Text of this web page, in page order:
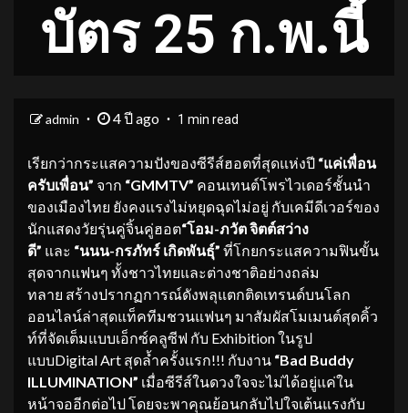
บัตร 25 ก.พ.นี้
admin 4 ปี ago 1 min read
เรียกว่ากระแสความปังของซีรีส์ฮอตที่สุดแห่งปี “แค่เพื่อน
ครับเพื่อน” จาก “GMMTV” คอนเทนต์โพรไวเดอร์ชั้นนำ
ของเมืองไทย ยังคงแรงไม่หยุดฉุดไม่อยู่ กับเคมีดีเวอร์ของ
นักแสดงวัยรุ่นคู่จิ้นคู่ฮอต“โอม-ภวัต จิตต์สว่าง
ดี” และ “นนน-กรภัทร์ เกิดพันธุ์” ที่โกยกระแสความฟินขั้น
สุดจากแฟนๆ ทั้งชาวไทยและต่างชาติอย่างถล่ม
ทลาย สร้างปรากฏการณ์ดังพลุแตกติดเทรนด์บนโลก
ออนไลน์ล่าสุดแท็คทีมชวนแฟนๆ มาสัมผัสโมเมนต์สุดคิ้ว
ท์ที่จัดเต็มแบบเอ็กซ์คลูซีฟ กับ Exhibition ในรูป
แบบDigital Art สุดล้ำครั้งแรก!!! กับงาน “Bad Buddy
ILLUMINATION” เมื่อซีรีส์ในดวงใจจะไม่ได้อยู่แค่ใน
หน้าจออีกต่อไป โดยจะพาคุณย้อนกลับไปใจเต้นแรงกับ